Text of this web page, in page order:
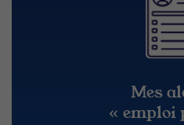
Mes
« emploi